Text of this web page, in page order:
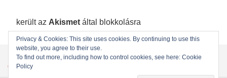
került az Akismet által blokkolásra
KEZDŐLAP
ÖNKORMÁNYZATI KÉPVISELŐINK
ÖNKORMÁNYZAT
Privacy & Cookies: This site uses cookies. By continuing to use this
website, you agree to their use.
To find out more, including how to control cookies, see here: Cookie
Policy